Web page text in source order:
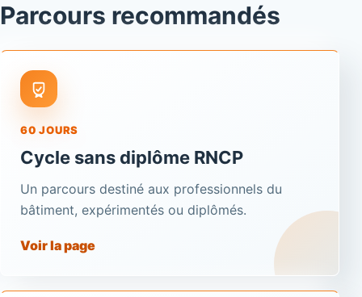
Parcours recommandés
60 JOURS
Cycle sans diplôme RNCP
Un parcours destiné aux professionnels du
bâtiment, expérimentés ou diplômés.
Voir la page